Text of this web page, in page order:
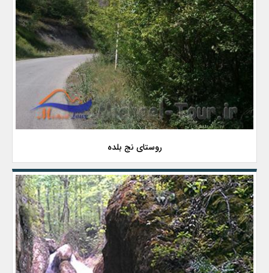
روستای نج بلده